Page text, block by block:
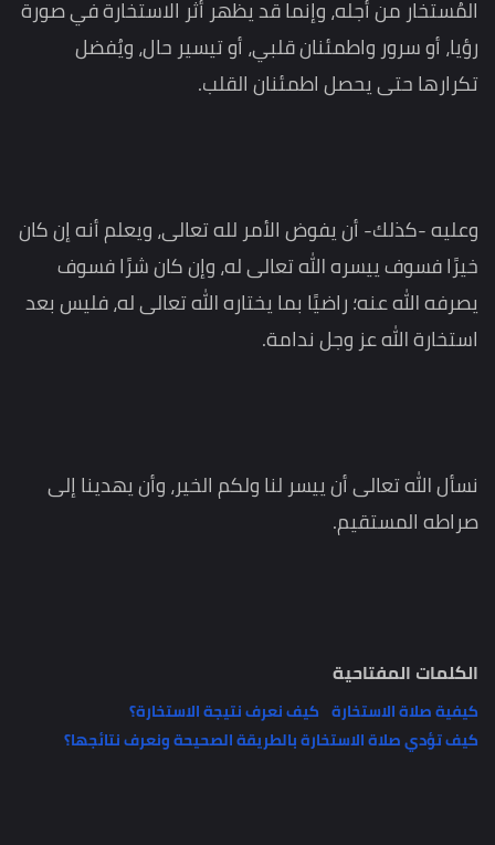
المُستخار من أجله، وإنما قد يظهر أثر الاستخارة في صورة
رؤيا، أو سرور واطمئنان قلبي، أو تيسير حال، ويُفضل
تكرارها حتى يحصل اطمئنان القلب.
وعليه -كذلك- أن يفوض الأمر لله تعالى، ويعلم أنه إن كان
خيرًا فسوف ييسره الله تعالى له، وإن كان شرًا فسوف
يصرفه الله عنه؛ راضيًا بما يختاره الله تعالى له، فليس بعد
استخارة الله عز وجل ندامة.
نسأل الله تعالى أن ييسر لنا ولكم الخير، وأن يهدينا إلى
صراطه المستقيم.
الكلمات المفتاحية
كيفية صلاة الاستخارة كيف نعرف نتيجة الاستخارة؟
كيف تؤدي صلاة الاستخارة بالطريقة الصحيحة ونعرف نتائجها؟